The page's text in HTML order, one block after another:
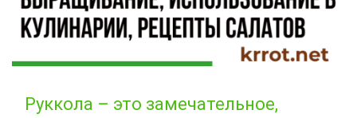
Руккола – это замечательное,